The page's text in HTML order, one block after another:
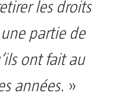
les droits
partie de
ont fait au
années. »